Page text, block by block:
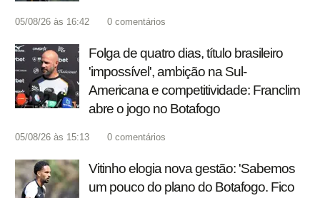
05/08/26 às 16:42 0 comentários
Folga de quatro dias, título brasileiro
'impossível', ambição na Sul-
Americana e competitividade: Franclim
abre o jogo no Botafogo
05/08/26 às 15:13 0 comentários
Vitinho elogia nova gestão: 'Sabemos
um pouco do plano do Botafogo. Fico